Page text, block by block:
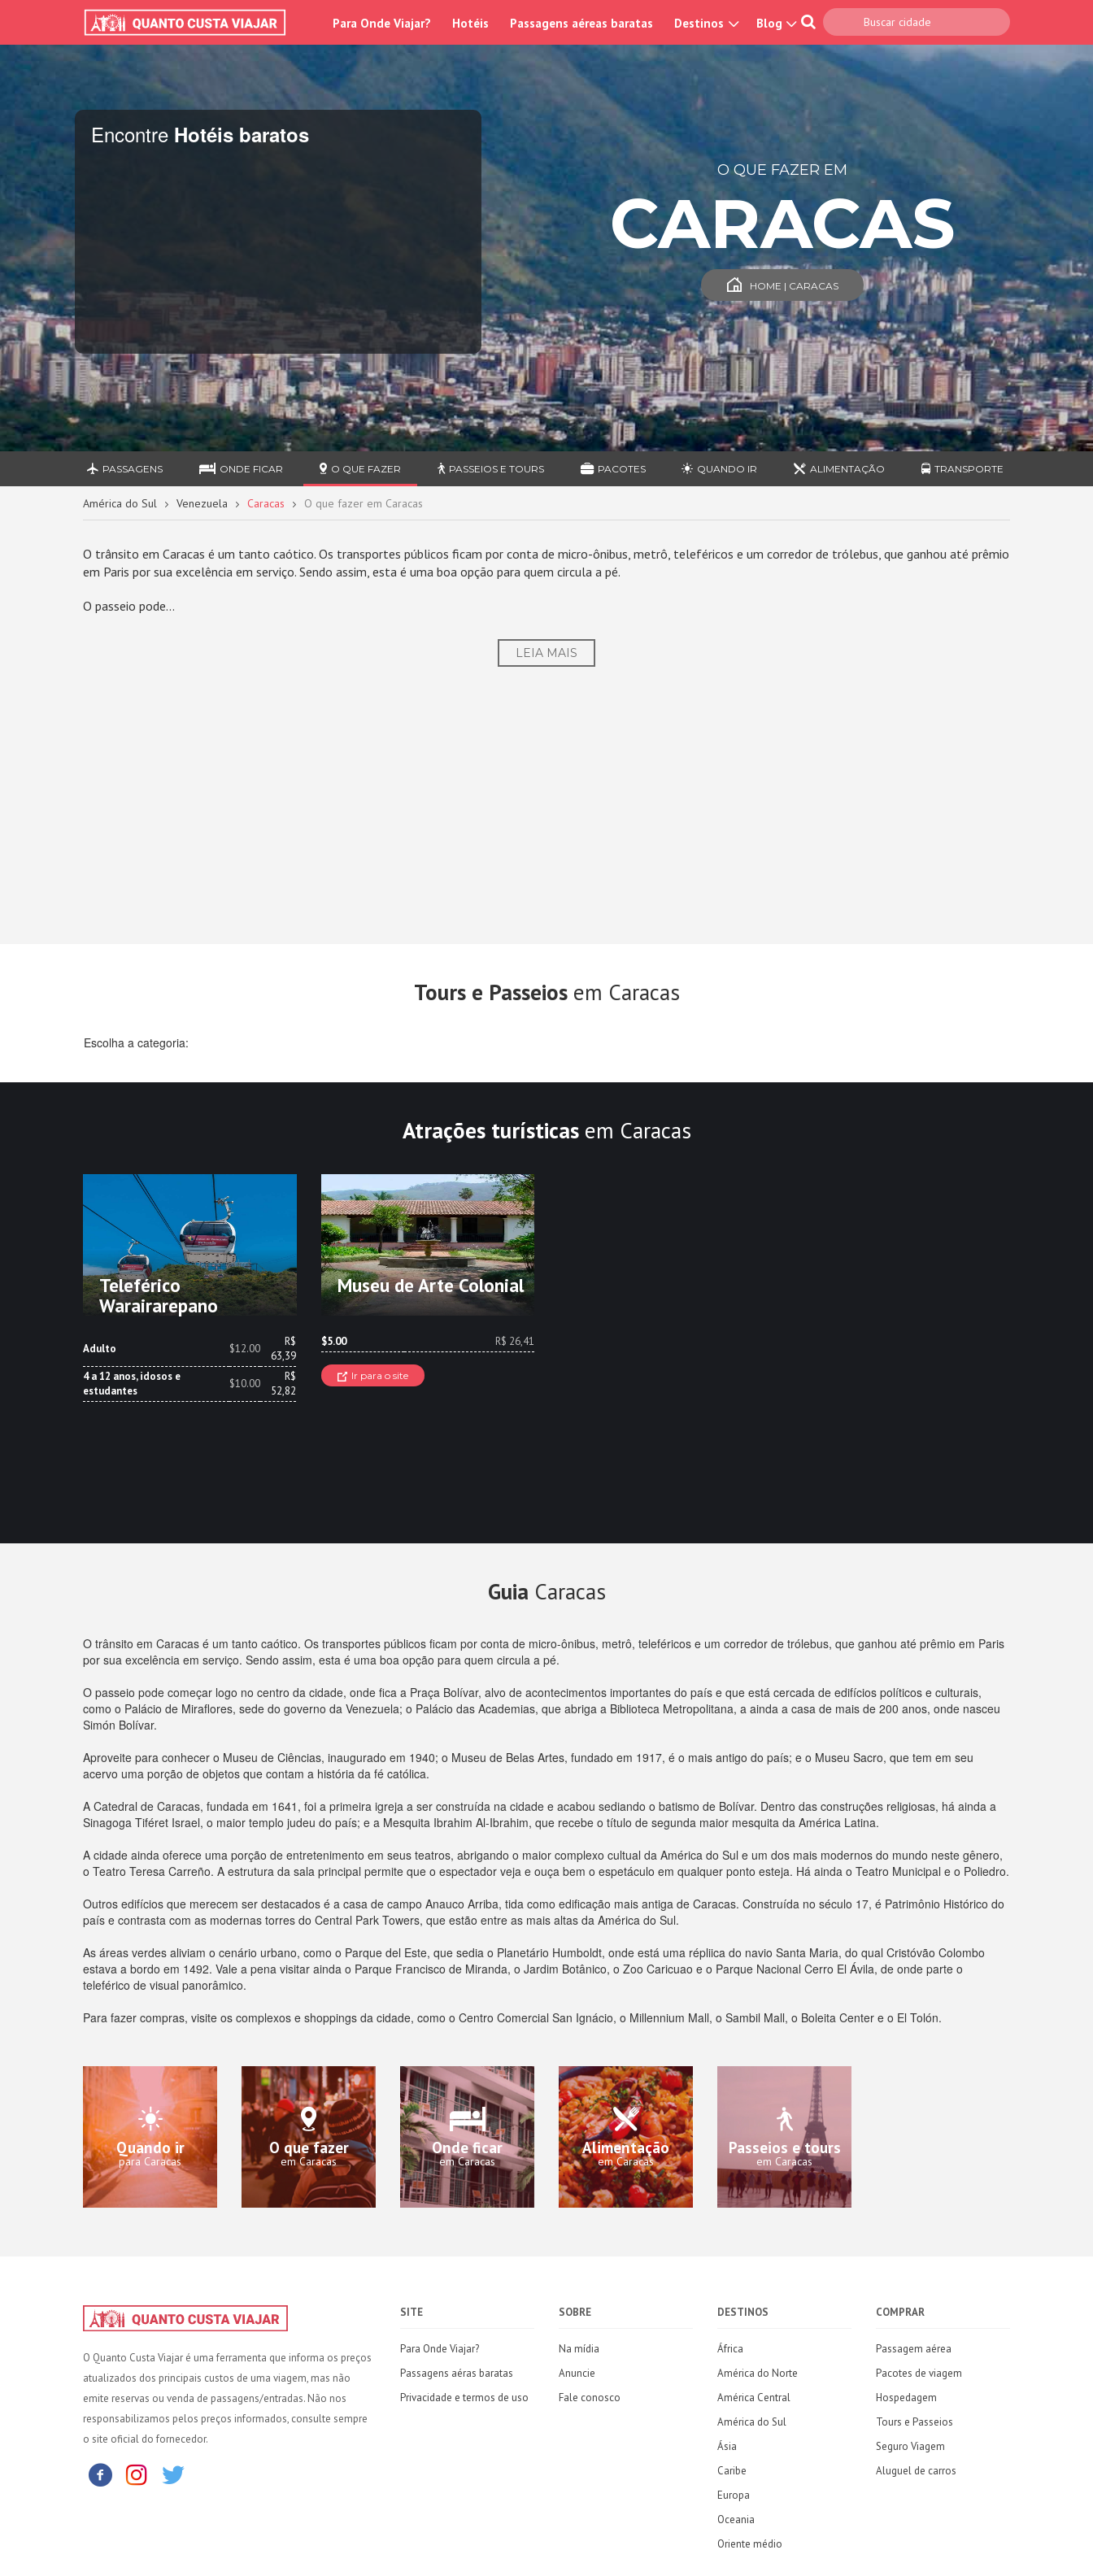
Para Onde Viajar? Hotéis Passagens aéreas baratas Destinos Blog
Encontre Hotéis baratos
O QUE FAZER EM
CARACAS
HOME | CARACAS
PASSAGENS ONDE FICAR O QUE FAZER PASSEIOS E TOURS PACOTES QUANDO IR ALIMENTAÇÃO TRANSPORTE
América do Sul Venezuela Caracas O que fazer em Caracas
O trânsito em Caracas é um tanto caótico. Os transportes públicos ficam por conta de micro-ônibus, metrô, teleféricos e um corredor de trólebus, que ganhou até prêmio
em Paris por sua excelência em serviço. Sendo assim, esta é uma boa opção para quem circula a pé.
O passeio pode...
LEIA MAIS
Tours e Passeiosem Caracas
Escolha a categoria:
Atrações turísticasem Caracas
Teleférico
Warairarepano
Adulto $12.00
R$
63,39
4 a 12 anos, idosos e
estudantes
$10.00
R$
52,82
Museu de Arte Colonial
$5.00 R$ 26,41
Ir para o site
Guia Caracas
O trânsito em Caracas é um tanto caótico. Os transportes públicos ficam por conta de micro-ônibus, metrô, teleféricos e um corredor de trólebus, que ganhou até prêmio em Paris
por sua excelência em serviço. Sendo assim, esta é uma boa opção para quem circula a pé.
O passeio pode começar logo no centro da cidade, onde fica a Praça Bolívar, alvo de acontecimentos importantes do país e que está cercada de edifícios políticos e culturais,
como o Palácio de Miraflores, sede do governo da Venezuela; o Palácio das Academias, que abriga a Biblioteca Metropolitana, a ainda a casa de mais de 200 anos, onde nasceu
Simón Bolívar.
Aproveite para conhecer o Museu de Ciências, inaugurado em 1940; o Museu de Belas Artes, fundado em 1917, é o mais antigo do país; e o Museu Sacro, que tem em seu
acervo uma porção de objetos que contam a história da fé católica.
A Catedral de Caracas, fundada em 1641, foi a primeira igreja a ser construída na cidade e acabou sediando o batismo de Bolívar. Dentro das construções religiosas, há ainda a
Sinagoga Tiféret Israel, o maior templo judeu do país; e a Mesquita Ibrahim Al-Ibrahim, que recebe o título de segunda maior mesquita da América Latina.
A cidade ainda oferece uma porção de entretenimento em seus teatros, abrigando o maior complexo cultual da América do Sul e um dos mais modernos do mundo neste gênero,
o Teatro Teresa Carreño. A estrutura da sala principal permite que o espectador veja e ouça bem o espetáculo em qualquer ponto esteja. Há ainda o Teatro Municipal e o Poliedro.
Outros edifícios que merecem ser destacados é a casa de campo Anauco Arriba, tida como edificação mais antiga de Caracas. Construída no século 17, é Patrimônio Histórico do
país e contrasta com as modernas torres do Central Park Towers, que estão entre as mais altas da América do Sul.
As áreas verdes aliviam o cenário urbano, como o Parque del Este, que sedia o Planetário Humboldt, onde está uma répliica do navio Santa Maria, do qual Cristóvão Colombo
estava a bordo em 1492. Vale a pena visitar ainda o Parque Francisco de Miranda, o Jardim Botânico, o Zoo Caricuao e o Parque Nacional Cerro El Ávila, de onde parte o
teleférico de visual panorâmico.
Para fazer compras, visite os complexos e shoppings da cidade, como o Centro Comercial San Ignácio, o Millennium Mall, o Sambil Mall, o Boleita Center e o El Tolón.
Quando ir
para Caracas
O que fazer
em Caracas
Onde ficar
em Caracas
Alimentação
em Caracas
Passeios e tours
em Caracas
O Quanto Custa Viajar é uma ferramenta que informa os preços
atualizados dos principais custos de uma viagem, mas não
emite reservas ou venda de passagens/entradas. Não nos
responsabilizamos pelos preços informados, consulte sempre
o site oficial do fornecedor.
SITE
Para Onde Viajar?
Passagens aéras baratas
Privacidade e termos de uso
SOBRE
Na mídia
Anuncie
Fale conosco
DESTINOS
África
América do Norte
América Central
América do Sul
Ásia
Caribe
Europa
Oceania
Oriente médio
COMPRAR
Passagem aérea
Pacotes de viagem
Hospedagem
Tours e Passeios
Seguro Viagem
Aluguel de carros